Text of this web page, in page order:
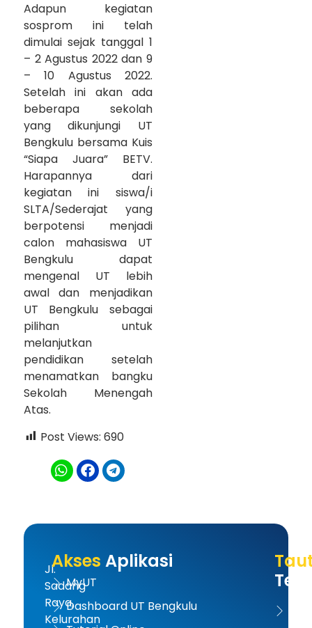
Adapun kegiatan
sosprom ini telah
dimulai sejak tanggal 1
– 2 Agustus 2022 dan 9
– 10 Agustus 2022.
Setelah ini akan ada
beberapa sekolah
yang dikunjungi UT
Bengkulu bersama Kuis
“Siapa Juara” BETV.
Harapannya dari
kegiatan ini siswa/i
SLTA/Sederajat yang
berpotensi menjadi
calon mahasiswa UT
Bengkulu dapat
mengenal UT lebih
awal dan menjadikan
UT Bengkulu sebagai
pilihan untuk
melanjutkan
pendidikan setelah
menamatkan bangku
Sekolah Menengah
Atas.
Post Views: 690
Jl.
Sadang
Raya,
Kelurahan
Akses Aplikasi
MyUT
Dashboard UT Bengkulu